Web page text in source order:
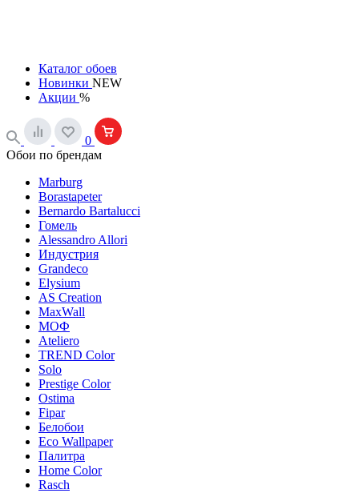
Каталог обоев
Новинки NEW
Акции %
0
Обои по брендам
Marburg
Borastapeter
Bernardo Bartalucci
Гомель
Alessandro Allori
Индустрия
Grandeco
Elysium
AS Creation
MaxWall
МОФ
Ateliero
TREND Color
Solo
Prestige Color
Ostima
Fipar
Белобои
Eco Wallpaper
Палитра
Home Color
Rasch